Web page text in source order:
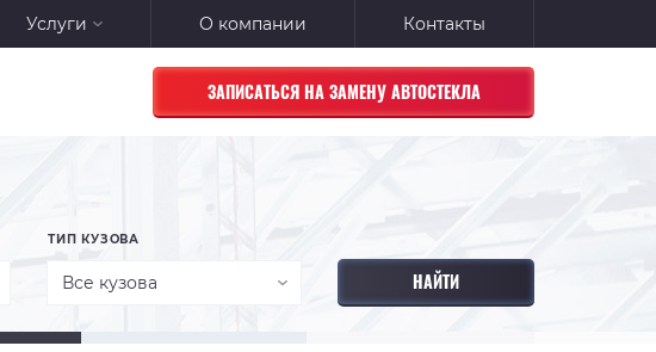
Услуги О компании Контакты
ЗАПИСАТЬСЯ НА ЗАМЕНУ АВТОСТЕКЛА
ТИП КУЗОВА
Все кузова